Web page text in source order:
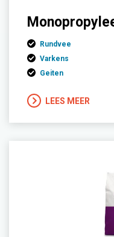
Rundvee
Varkens
Geiten
LEES MEER